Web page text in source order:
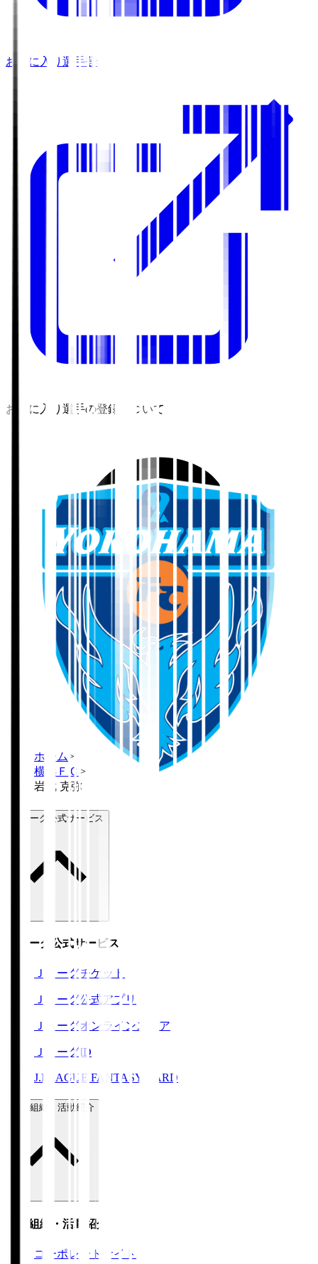
お気に入り選手登録
お気に入り選手の登録について
ホーム >
横浜ＦＣ >
岩武 克弥
Ｊリーグ公式サービス
Ｊリーグ公式サービス
Ｊリーグチケット
Ｊリーグ公式アプリ
Ｊリーグオンラインストア
ＪリーグID
J.LEAGUE FANTASY CARD
運営組織・活動紹介
運営組織・活動紹介
コーポレートサイト